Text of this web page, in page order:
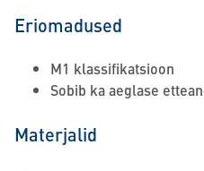
Eriomadused
M1 klassifikatsioon
Sobib ka aeglase
Materjalid